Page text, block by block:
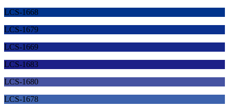
LCS-1668
LCS-1679
LCS-1669
LCS-1683
LCS-1680
LCS-1678